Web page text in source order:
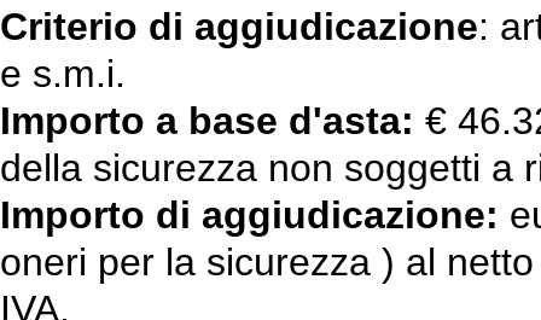
Criterio di aggiudicazione:
e s.m.i.
Importo a base d'asta: €
della sicurezza non soggetti a
Importo di aggiudicazione:
oneri per la sicurezza ) al
IVA.